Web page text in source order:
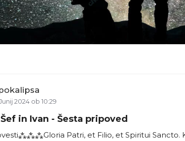
2024 ob 10:29
in Ivan - Šesta pripoved
Patri, et Filio, et Spiritui Sancto.